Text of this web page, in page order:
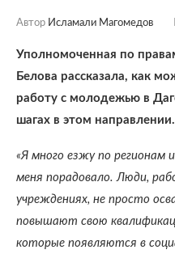
Автор Исламали Магомедов
Уполномоченная по
Белова рассказала, как
работу с молодежью в
шагах в этом направлении.
«Я много езжу по регионам
меня порадовало. Люди,
учреждениях, не просто
повышают свою
которые появляются в